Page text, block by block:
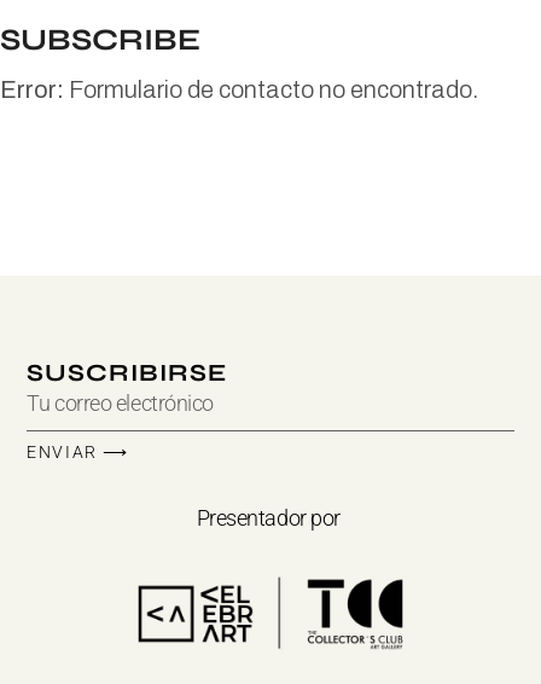
SUBSCRIBE
Error: Formulario de contacto no encontrado.
SUSCRIBIRSE
ENVIAR ⟶
Presentador por